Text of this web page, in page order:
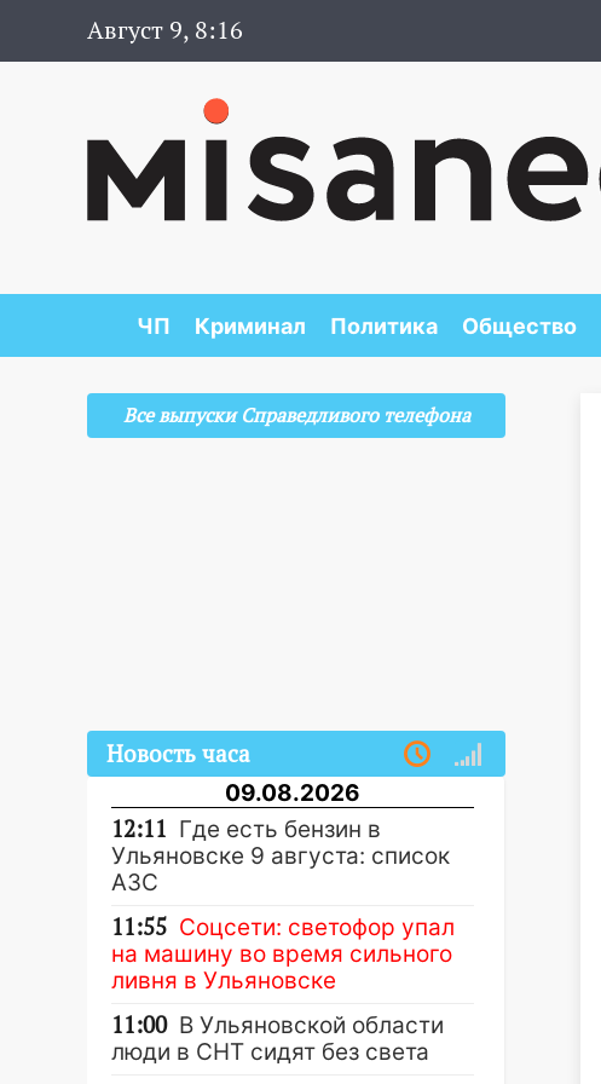
Август 9, 8:16
ЧП Криминал Политика Общество
Все выпуски Справедливого телефона
Новость часа
09.08.2026
12:11 Где есть бензин в
Ульяновске 9 августа: список
АЗС
11:55 Соцсети: светофор упал
на машину во время сильного
ливня в Ульяновске
11:00 В Ульяновской области
люди в СНТ сидят без света